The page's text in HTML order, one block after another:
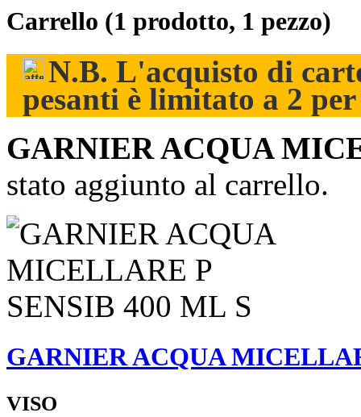
Carrello (1 prodotto, 1 pezzo)
N.B. L'acquisto di
pesanti è limitato a 2 per
GARNIER ACQUA
stato aggiunto al carrello.
GARNIER ACQUA
VISO